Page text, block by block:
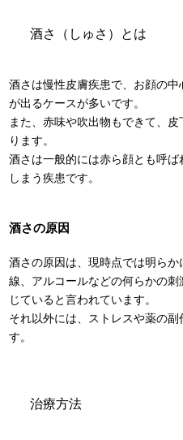
酒さ（しゅさ）とは
酒さは慢性皮膚疾患で、お顔の
が出るケースが多いです。
また、赤味や吹出物もできて、
ります。
酒さは一般的には赤ら顔とも呼
しまう疾患です。
酒さの原因
酒さの原因は、現時点では明ら
線、アルコールなどの何らかの
じていると言われています。
それ以外には、ストレスや薬の
す。
治療方法